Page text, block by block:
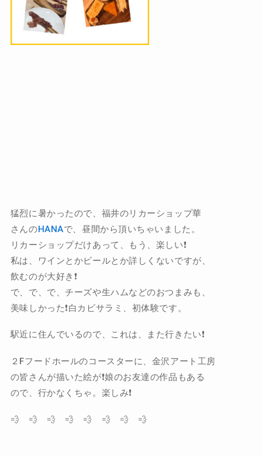
猛烈に暑かったので、福井のリカーショップ華
さんのHANAで、昼間から頂いちゃいました。
リカーショップだけあって、もう、楽しい❗️
私は、ワインとかビールとか詳しくないですが、
飲むのが大好き❗️
で、で、で、チーズや生ハムなどのおつまみも、
美味しかった❗️白カビサラミ、初体験です。
駅近に住んでいるので、これは、また行きたい❗️
２Fフードホールのコースターに、金沢アート工房
の皆さんが描いた絵が❗️娘のお友達の作品もある
ので、行かなくちゃ。楽しみ❗️
💨 💨 💨 💨 💨 💨 💨 💨